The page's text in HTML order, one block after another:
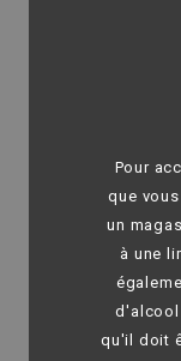
Pour
que
un
à une
d'alcool
qu'il doit